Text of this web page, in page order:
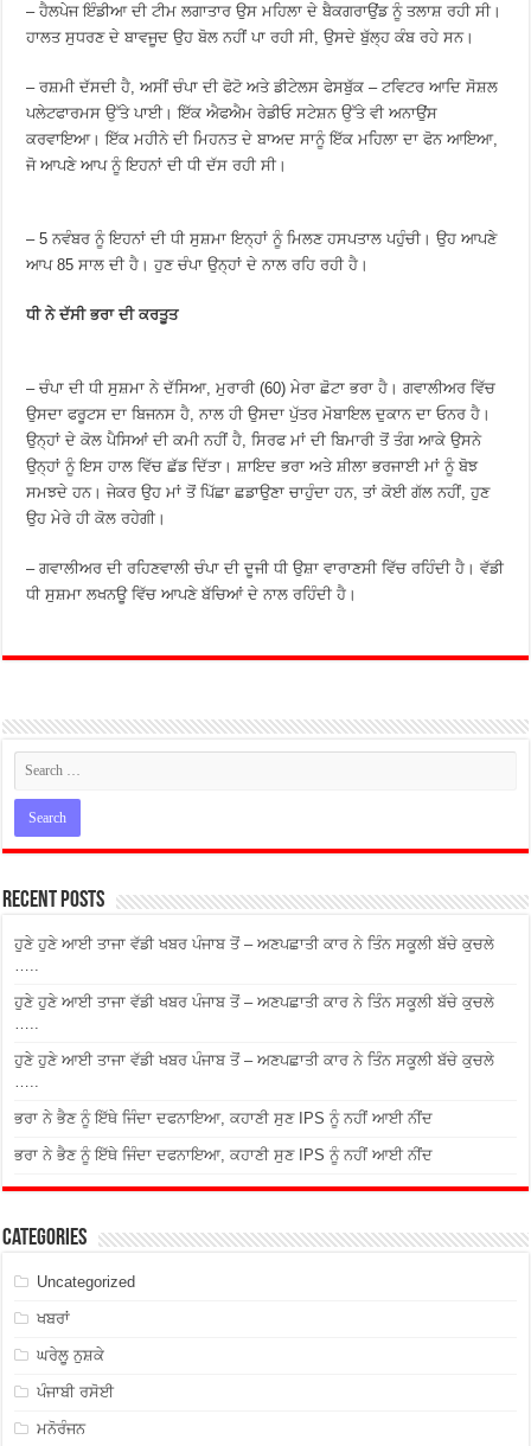
– ਹੈਲਪੇਜ ਇੰਡੀਆ ਦੀ ਟੀਮ ਲਗਾਤਾਰ ਉਸ ਮਹਿਲਾ ਦੇ ਬੈਕਗਰਾਉਂਡ ਨੂੰ ਤਲਾਸ਼ ਰਹੀ ਸੀ।
ਹਾਲਤ ਸੁਧਰਣ ਦੇ ਬਾਵਜੂਦ ਉਹ ਬੋਲ ਨਹੀਂ ਪਾ ਰਹੀ ਸੀ, ਉਸਦੇ ਬੁੱਲ੍ਹ ਕੰਬ ਰਹੇ ਸਨ।
– ਰਸ਼ਮੀ ਦੱਸਦੀ ਹੈ, ਅਸੀਂ ਚੰਪਾ ਦੀ ਫੋਟੋ ਅਤੇ ਡੀਟੇਲਸ ਫੇਸਬੁੱਕ – ਟਵਿਟਰ ਆਦਿ ਸੋਸ਼ਲ
ਪਲੇਟਫਾਰਮਸ ਉੱਤੇ ਪਾਈ। ਇੱਕ ਐਫਐਮ ਰੇਡੀਓ ਸਟੇਸ਼ਨ ਉੱਤੇ ਵੀ ਅਨਾਉਂਸ
ਕਰਵਾਇਆ। ਇੱਕ ਮਹੀਨੇ ਦੀ ਮਿਹਨਤ ਦੇ ਬਾਅਦ ਸਾਨੂੰ ਇੱਕ ਮਹਿਲਾ ਦਾ ਫੋਨ ਆਇਆ,
ਜੋ ਆਪਣੇ ਆਪ ਨੂੰ ਇਹਨਾਂ ਦੀ ਧੀ ਦੱਸ ਰਹੀ ਸੀ।
– 5 ਨਵੰਬਰ ਨੂੰ ਇਹਨਾਂ ਦੀ ਧੀ ਸੁਸ਼ਮਾ ਇਨ੍ਹਾਂ ਨੂੰ ਮਿਲਣ ਹਸਪਤਾਲ ਪਹੁੰਚੀ। ਉਹ ਆਪਣੇ
ਆਪ 85 ਸਾਲ ਦੀ ਹੈ। ਹੁਣ ਚੰਪਾ ਉਨ੍ਹਾਂ ਦੇ ਨਾਲ ਰਹਿ ਰਹੀ ਹੈ।
ਧੀ ਨੇ ਦੱਸੀ ਭਰਾ ਦੀ ਕਰਤੂਤ
– ਚੰਪਾ ਦੀ ਧੀ ਸੁਸ਼ਮਾ ਨੇ ਦੱਸਿਆ, ਮੁਰਾਰੀ (60) ਮੇਰਾ ਛੋਟਾ ਭਰਾ ਹੈ। ਗਵਾਲੀਅਰ ਵਿੱਚ
ਉਸਦਾ ਫਰੂਟਸ ਦਾ ਬਿਜਨਸ ਹੈ, ਨਾਲ ਹੀ ਉਸਦਾ ਪੁੱਤਰ ਮੋਬਾਇਲ ਦੁਕਾਨ ਦਾ ਓਨਰ ਹੈ।
ਉਨ੍ਹਾਂ ਦੇ ਕੋਲ ਪੈਸਿਆਂ ਦੀ ਕਮੀ ਨਹੀਂ ਹੈ, ਸਿਰਫ ਮਾਂ ਦੀ ਬਿਮਾਰੀ ਤੋਂ ਤੰਗ ਆਕੇ ਉਸਨੇ
ਉਨ੍ਹਾਂ ਨੂੰ ਇਸ ਹਾਲ ਵਿੱਚ ਛੱਡ ਦਿੱਤਾ। ਸ਼ਾਇਦ ਭਰਾ ਅਤੇ ਸ਼ੀਲਾ ਭਰਜਾਈ ਮਾਂ ਨੂੰ ਬੋਝ
ਸਮਝਦੇ ਹਨ। ਜੇਕਰ ਉਹ ਮਾਂ ਤੋਂ ਪਿੱਛਾ ਛਡਾਉਣਾ ਚਾਹੁੰਦਾ ਹਨ, ਤਾਂ ਕੋਈ ਗੱਲ ਨਹੀਂ, ਹੁਣ
ਉਹ ਮੇਰੇ ਹੀ ਕੋਲ ਰਹੇਗੀ।
– ਗਵਾਲੀਅਰ ਦੀ ਰਹਿਣਵਾਲੀ ਚੰਪਾ ਦੀ ਦੂਜੀ ਧੀ ਉਸ਼ਾ ਵਾਰਾਣਸੀ ਵਿੱਚ ਰਹਿੰਦੀ ਹੈ। ਵੱਡੀ
ਧੀ ਸੁਸ਼ਮਾ ਲਖਨਊ ਵਿੱਚ ਆਪਣੇ ਬੱਚਿਆਂ ਦੇ ਨਾਲ ਰਹਿੰਦੀ ਹੈ।
Recent Posts
ਹੁਣੇ ਹੁਣੇ ਆਈ ਤਾਜਾ ਵੱਡੀ ਖਬਰ ਪੰਜਾਬ ਤੋਂ – ਅਣਪਛਾਤੀ ਕਾਰ ਨੇ ਤਿੰਨ ਸਕੂਲੀ ਬੱਚੇ ਕੁਚਲੇ
…..
ਹੁਣੇ ਹੁਣੇ ਆਈ ਤਾਜਾ ਵੱਡੀ ਖਬਰ ਪੰਜਾਬ ਤੋਂ – ਅਣਪਛਾਤੀ ਕਾਰ ਨੇ ਤਿੰਨ ਸਕੂਲੀ ਬੱਚੇ ਕੁਚਲੇ
…..
ਹੁਣੇ ਹੁਣੇ ਆਈ ਤਾਜਾ ਵੱਡੀ ਖਬਰ ਪੰਜਾਬ ਤੋਂ – ਅਣਪਛਾਤੀ ਕਾਰ ਨੇ ਤਿੰਨ ਸਕੂਲੀ ਬੱਚੇ ਕੁਚਲੇ
…..
ਭਰਾ ਨੇ ਭੈਣ ਨੂੰ ਇੱਥੇ ਜਿੰਦਾ ਦਫਨਾਇਆ, ਕਹਾਣੀ ਸੁਣ IPS ਨੂੰ ਨਹੀਂ ਆਈ ਨੀਂਦ
ਭਰਾ ਨੇ ਭੈਣ ਨੂੰ ਇੱਥੇ ਜਿੰਦਾ ਦਫਨਾਇਆ, ਕਹਾਣੀ ਸੁਣ IPS ਨੂੰ ਨਹੀਂ ਆਈ ਨੀਂਦ
Categories
Uncategorized
ਖਬਰਾਂ
ਘਰੇਲੂ ਨੁਸ਼ਕੇ
ਪੰਜਾਬੀ ਰਸੋਈ
ਮਨੋਰੰਜਨ